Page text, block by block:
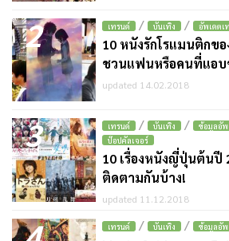
2 เทรนด์ / บันเทิง / อัพเดตเ
10 หนังรักโรแมนติกข
ชวนแฟนหรือคนที่แอ
updated 14.02.2018
3 เทรนด์ / บันเทิง / ข้อมูลอัพ
ป๊อปคัลเจอร์
10 เรื่องหนังญี่ปุ่นต้นปี
ติดตามกันบ้าง!
updated 11.12.2018
เทรนด์ / บันเทิง / ข้อมูลอัพ